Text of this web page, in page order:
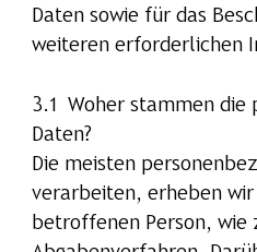
Daten sowie für das
weiteren erforderlichen
3.1 Woher stammen die
Daten?
Die meisten
verarbeiten, erheben
betroffenen Person, wie